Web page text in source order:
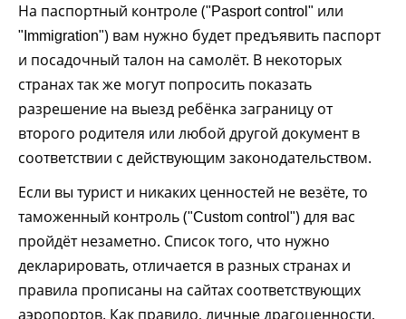
На паспортный контроле ("Pasport control" или
"Immigration") вам нужно будет предъявить паспорт
и посадочный талон на самолёт. В некоторых
странах так же могут попросить показать
разрешение на выезд ребёнка заграницу от
второго родителя или любой другой документ в
соответствии с действующим законодательством.
Если вы турист и никаких ценностей не везёте, то
таможенный контроль ("Custom control") для вас
пройдёт незаметно. Список того, что нужно
декларировать, отличается в разных странах и
правила прописаны на сайтах соответствующих
аэропортов. Как правило, личные драгоценности,